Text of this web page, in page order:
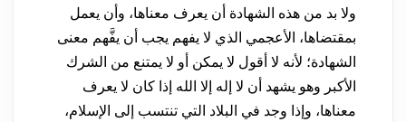
ولا بد من هذه الشهادة أن يعرف معناها، وأن يعمل
بمقتضاها، الأعجمي الذي لا يفهم يجب أن يفَّهم معنى
الشهادة؛ لأنه لا أقول لا يمكن أو لا يمتنع من الشرك
الأكبر وهو يشهد أن لا إله إلا الله إذا كان لا يعرف
معناها، وإذا وجد في البلاد التي تنتسب إلى الإسلام،